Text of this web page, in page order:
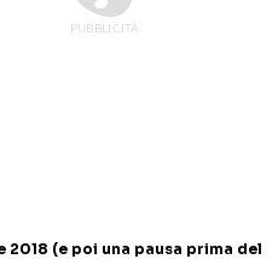
2018 (e poi una pausa prima del